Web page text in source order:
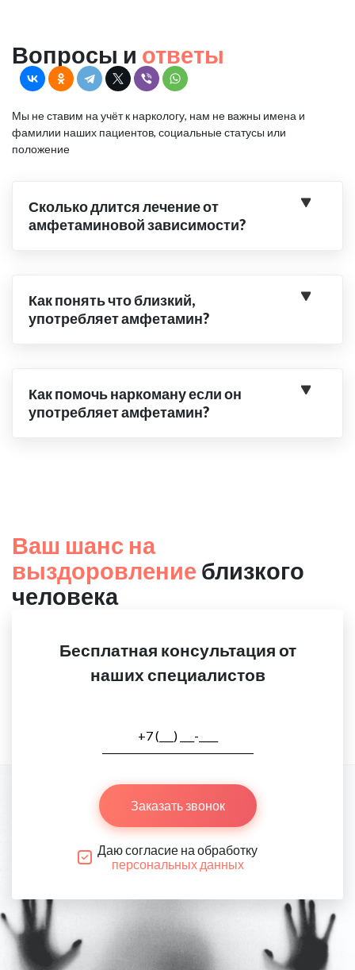
Вопросы и ответы
Мы не ставим на учёт к наркологу, нам не важны имена и
фамилии наших пациентов, социальные статусы или
положение
Сколько длится лечение от
амфетаминовой зависимости?
Как понять что близкий,
употребляет амфетамин?
Как помочь наркоману если он
употребляет амфетамин?
Ваш шанс на
выздоровление близкого
человека
Бесплатная консультация от
наших специалистов
Заказать звонок
Даю согласие на обработку
персональных данных